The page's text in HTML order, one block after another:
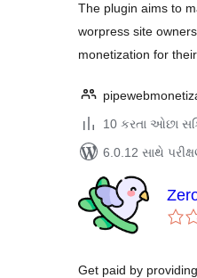
The plugin aims to
worpress site
monetization for
10 કરતા ઓછા
6.0.12 સાથે
Get paid by